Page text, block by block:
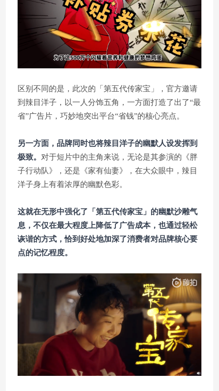
区别不同的是，此次的「第五代传家宝」，官方邀请
到辣目洋子，以一人分饰五角，一方面打造了出了“最
省”广告片，巧妙地突出平台“省钱”的核心亮点。
另一方面，品牌同时也将辣目洋子的幽默人设发挥到
极致。 对于短片中的主角来说，无论是其参演的《胖
子行动队》，还是《家有仙妻》，在大众眼中，辣目
洋子身上有着浓厚的幽默色彩。
这就在无形中强化了「第五代传家宝」的幽默沙雕气
息，不仅在最大程度上降低了广告成本，也通过轻松
诙谐的方式，恰到好处地加深了消费者对品牌核心要
点的记忆程度。